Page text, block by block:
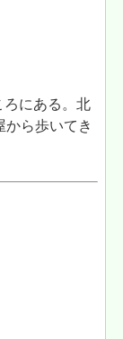
ろにある。北
ら歩いてき